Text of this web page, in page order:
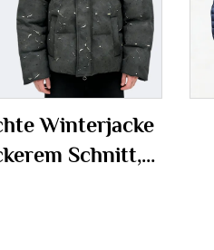
Winterjacke
Schnitt,